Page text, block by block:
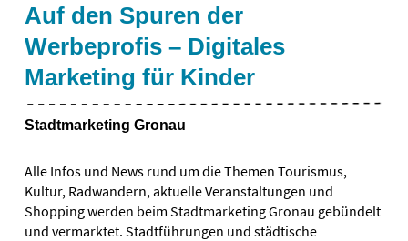
Auf den Spuren der
Werbeprofis – Digitales
Marketing für Kinder
Stadtmarketing Gronau
Alle Infos und News rund um die Themen Tourismus,
Kultur, Radwandern, aktuelle Veranstaltungen und
Shopping werden beim Stadtmarketing Gronau gebündelt
und vermarktet. Stadtführungen und städtische